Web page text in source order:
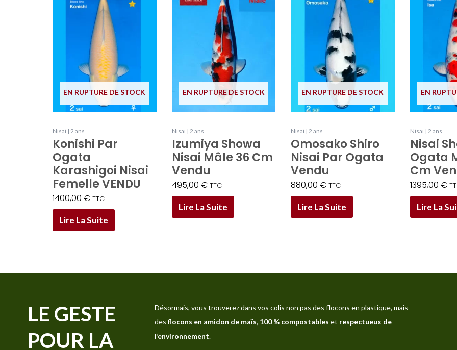
EN RUPTURE DE STOCK
Nisai | 2 ans
Konishi Par
Ogata
Karashigoi Nisai
Femelle VENDU
1400,00€ TTC
Lire La Suite
EN RUPTURE DE STOCK
Nisai | 2 ans
Izumiya Showa
Nisai Mâle 36 Cm
Vendu
495,00 € TTC
Lire La Suite
EN RUPTURE DE STOCK
Nisai | 2 ans
Omosako Shiro
Nisai Par Ogata
Vendu
880,00€ TTC
Lire La Suite
EN
Nisai | 2 ans
Nisai
Ogata
Cm
1395,00 €
Lire La
LE GESTE
POUR LA
Désormais, vous trouverez dans vos colis non pas des flocons en plastique, mais
desflocons en amidon de maïs, 100 % compostables et respectueux de
l’environnement.